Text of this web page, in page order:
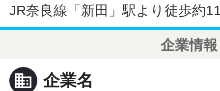
JR奈良線「新田」駅より徒歩約
企業情報
business 企業名